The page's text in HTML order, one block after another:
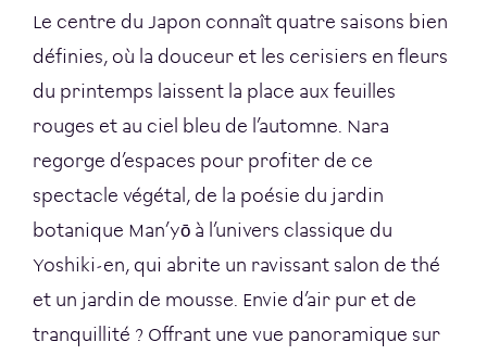
Le centre du Japon connaît quatre saisons bien
définies, où la douceur et les cerisiers en fleurs
du printemps laissent la place aux feuilles
rouges et au ciel bleu de l’automne. Nara
regorge d’espaces pour profiter de ce
spectacle végétal, de la poésie du jardin
botanique Man’yō à l’univers classique du
Yoshiki-en, qui abrite un ravissant salon de thé
et un jardin de mousse. Envie d’air pur et de
tranquillité ? Offrant une vue panoramique sur